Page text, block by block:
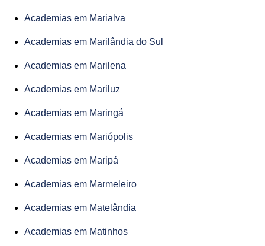
Academias em Marialva
Academias em Marilândia do Sul
Academias em Marilena
Academias em Mariluz
Academias em Maringá
Academias em Mariópolis
Academias em Maripá
Academias em Marmeleiro
Academias em Matelândia
Academias em Matinhos